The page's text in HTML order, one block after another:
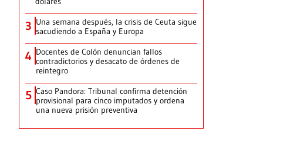
3 Una semana después, la crisis de Ceuta sigue
sacudiendo a España y Europa
4 Docentes de Colón denuncian fallos
contradictorios y desacato de órdenes de
reintegro
5 Caso Pandora: Tribunal confirma detención
provisional para cinco imputados y ordena
una nueva prisión preventiva